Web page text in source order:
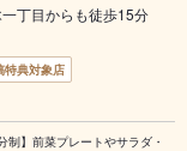
丁目からも徒歩15分
特典対象店
制】前菜プレートやサラダ・